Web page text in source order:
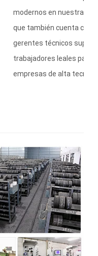
modernos en nuestra
que también cuenta con
gerentes técnicos
trabajadores leales para
empresas de alta